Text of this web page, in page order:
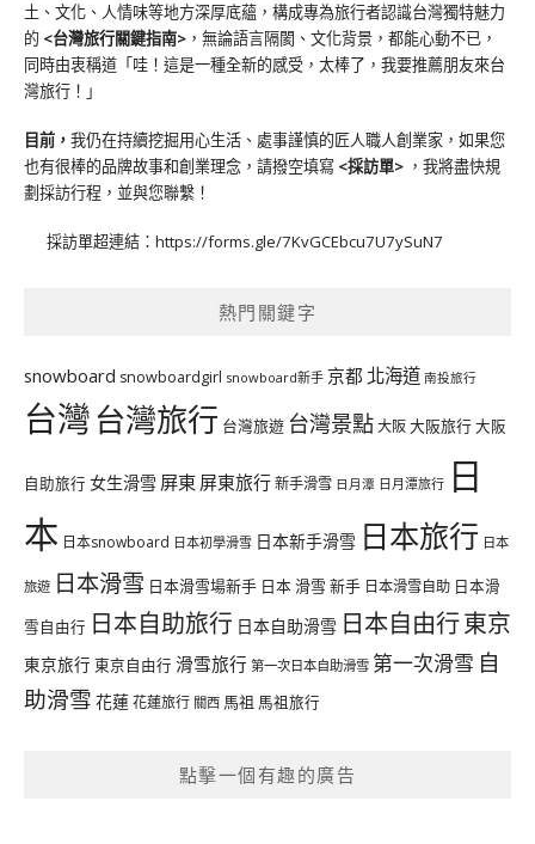
土、文化、人情味等地方深厚底蘊，構成專為旅行者認識台灣獨特魅力
的 <台灣旅行關鍵指南> ，無論語言隔閡、文化背景，都能心動不已，
同時由衷稱道「哇！這是一種全新的感受，太棒了，我要推薦朋友來台
灣旅行！」
目前， 我仍在持續挖掘用心生活、處事謹慎的匠人職人創業家，如果您
也有很棒的品牌故事和創業理念，請撥空填寫 <採訪單> ，我將盡快規
劃採訪行程，並與您聯繫！
採訪單超連結： https://forms.gle/7KvGCEbcu7U7ySuN7
熱門關鍵字
snowboard snowboardgirl snowboard新手 京都 北海道 南投旅行
台灣台灣旅行 台灣旅遊 台灣景點大阪大阪旅行大阪
自助旅行 女生滑雪 屏東 屏東旅行新手滑雪 日月潭 日月潭旅行 日
本 日本snowboard 日本初學滑雪 日本新手滑雪 日本旅行 日本
旅遊 日本滑雪 日本滑雪場新手 日本 滑雪 新手 日本滑雪自助 日本滑
雪自由行 日本自助旅行 日本自助滑雪 日本自由行東京
東京旅行 東京自由行 滑雪旅行 第一次日本自助滑雪 第一次滑雪 自
助滑雪 花蓮花蓮旅行 關西 馬祖 馬祖旅行
點擊一個有趣的廣告